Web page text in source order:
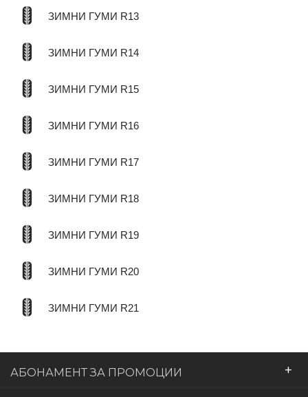
ЗИМНИ ГУМИ R13
ЗИМНИ ГУМИ R14
ЗИМНИ ГУМИ R15
ЗИМНИ ГУМИ R16
ЗИМНИ ГУМИ R17
ЗИМНИ ГУМИ R18
ЗИМНИ ГУМИ R19
ЗИМНИ ГУМИ R20
ЗИМНИ ГУМИ R21
АБОНАМЕНТ ЗА ПРОМОЦИИ +